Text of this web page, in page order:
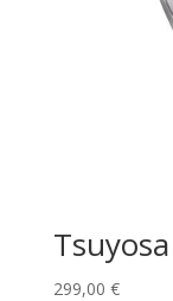
299,00 €